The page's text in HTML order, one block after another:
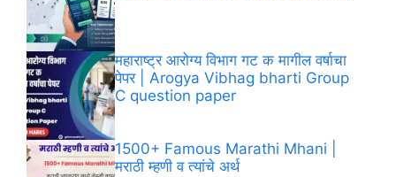
महाराष्ट्र आरोग्य विभाग गट क मागील वर्षाचा
पेपर | Arogya Vibhag bharti Group
C question paper
1500+ Famous Marathi Mhani​ |
मराठी म्हणी व त्यांचे अर्थ